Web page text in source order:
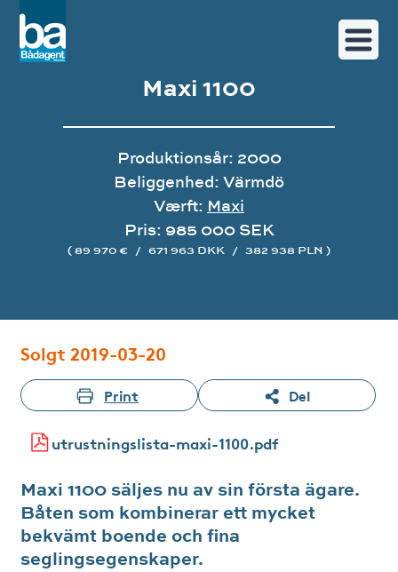
Maxi 1100
Produktionsår: 2000
Beliggenhed: Värmdö
Værft: Maxi
Pris: 985 000 SEK
( 89 970 € / 671 963 DKK / 382 938 PLN )
Solgt 2019-03-20
Print Del
utrustningslista-maxi-1100.pdf
Maxi 1100 säljes nu av sin första ägare.
Båten som kombinerar ett mycket
bekvämt boende och fina
seglingsegenskaper.